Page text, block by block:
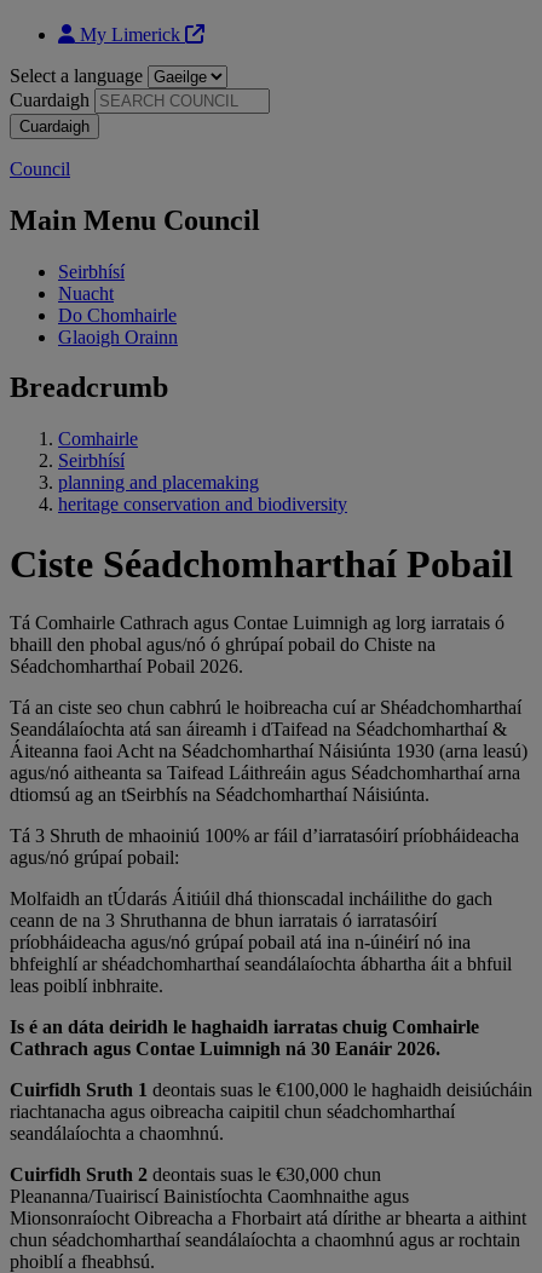
My Limerick
Select a language
Cuardaigh
Council
Main Menu Council
Seirbhísí
Nuacht
Do Chomhairle
Glaoigh Orainn
Breadcrumb
Comhairle
Seirbhísí
planning and placemaking
heritage conservation and biodiversity
Ciste Séadchomharthaí Pobail
Tá Comhairle Cathrach agus Contae Luimnigh ag lorg iarratais ó
bhaill den phobal agus/nó ó ghrúpaí pobail do Chiste na
Séadchomharthaí Pobail 2026.
Tá an ciste seo chun cabhrú le hoibreacha cuí ar Shéadchomharthaí
Seandálaíochta atá san áireamh i dTaifead na Séadchomharthaí &
Áiteanna faoi Acht na Séadchomharthaí Náisiúnta 1930 (arna leasú)
agus/nó aitheanta sa Taifead Láithreáin agus Séadchomharthaí arna
dtiomsú ag an tSeirbhís na Séadchomharthaí Náisiúnta.
Tá 3 Shruth de mhaoiniú 100% ar fáil d’iarratasóirí príobháideacha
agus/nó grúpaí pobail:
Molfaidh an tÚdarás Áitiúil dhá thionscadal incháilithe do gach
ceann de na 3 Shruthanna de bhun iarratais ó iarratasóirí
príobháideacha agus/nó grúpaí pobail atá ina n-úinéirí nó ina
bhfeighlí ar shéadchomharthaí seandálaíochta ábhartha áit a bhfuil
leas poiblí inbhraite.
Is é an dáta deiridh le haghaidh iarratas chuig Comhairle
Cathrach agus Contae Luimnigh ná 30 Eanáir 2026.
Cuirfidh Sruth 1 deontais suas le €100,000 le haghaidh deisiúcháin
riachtanacha agus oibreacha caipitil chun séadchomharthaí
seandálaíochta a chaomhnú.
Cuirfidh Sruth 2 deontais suas le €30,000 chun
Pleananna/Tuairiscí Bainistíochta Caomhnaithe agus
Mionsonraíocht Oibreacha a Fhorbairt atá dírithe ar bhearta a aithint
chun séadchomharthaí seandálaíochta a chaomhnú agus ar rochtain
phoiblí a fheabhsú.